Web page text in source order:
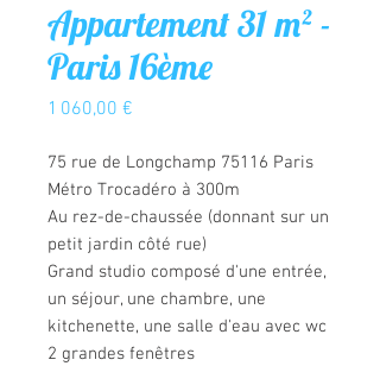
Appartement 31 m² -
Paris 16ème
1 060,00 €
75 rue de Longchamp 75116 Paris
Métro Trocadéro à 300m
Au rez-de-chaussée (donnant sur un
petit jardin côté rue)
Grand studio composé d'une entrée,
un séjour, une chambre, une
kitchenette, une salle d'eau avec wc
2 grandes fenêtres